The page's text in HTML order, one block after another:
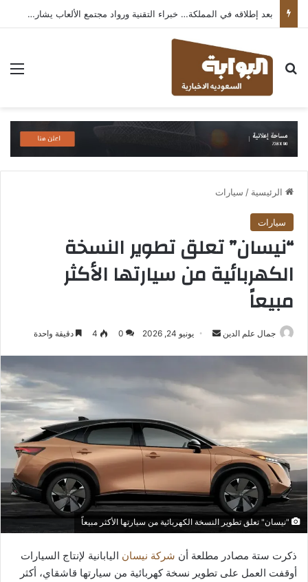
بعد إطلاقه في المملكة… خبراء التقنية ورواد مجتمع الألعاب يشاركون انطباعاتهم حول TECNO POVA 8 Pro 5G
بحث عن
الرئيسية / سيارات
سيارات
“نيسان” تعلق تطوير النسخة
الكهربائية من سيارتها الأكثر
مبيعاً
جمال علم الدين
أرسل يونيو 24, 2026 0
4 دقيقة واحدة
"نيسان" تعلق تطوير النسخة الكهربائية من سيارتها الأكثر مبيعاً
ذكرت ستة مصادر مطلعة أن شركة نيسان اليابانية لإنتاج السيارات
أوقفت العمل على تطوير نسخة كهربائية من سيارتها قاشقاي، أكثر